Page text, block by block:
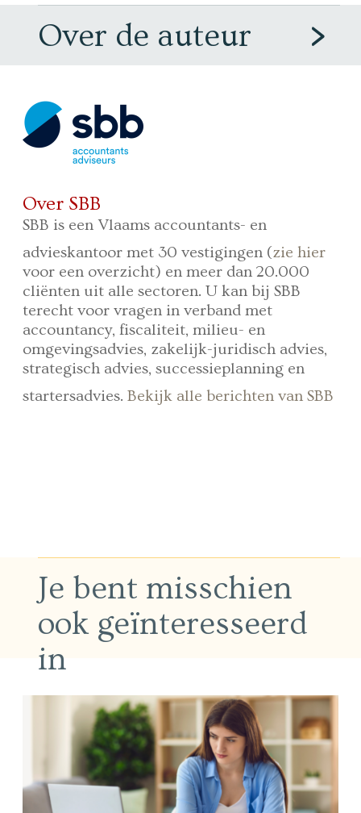
Over de auteur
Over SBB
SBB is een Vlaams accountants- en
advieskantoor met 30 vestigingen (zie hier
voor een overzicht) en meer dan 20.000
cliënten uit alle sectoren. U kan bij SBB
terecht voor vragen in verband met
accountancy, fiscaliteit, milieu- en
omgevingsadvies, zakelijk-juridisch advies,
strategisch advies, successieplanning en
startersadvies.Bekijk alle berichten van SBB
Je bent misschien
ook geïnteresseerd
in